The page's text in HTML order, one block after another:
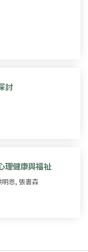
討
理健康與福祉
恩, 張書森